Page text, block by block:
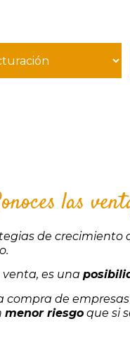
las
de
es una
compra de
menor riesgo que si